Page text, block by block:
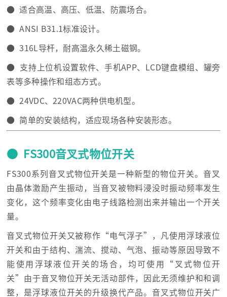
● 适合高温、高压、低温、防震场合。
● ANSI B31.1标准设计。
● 316L导杆，耐高温永久稀土磁钢。
● 支持上位机设置软件、手机APP、LCD键盘模组、罐旁
表等多种操作和组态方式。
● 24VDC、220VAC两种供电机型。
● 简单的安装结构，适应现场各种安装形态。
● FS300音叉式物位开关
FS300系列音叉式物位开关是一种新型的物位开关。音叉
由晶体激励产生振动，当音叉被物料浸没时振动频率发生
变化，这个频率变化由电子线路检测出来并输出一个开关
量。
音叉式物位开关又被称作“电气浮子”，凡使用浮球液位
开关和由于结构、湍流、搅动、气泡、振动等原因导致不
能使用浮球液位开关的场合，均可使用“叉式物位开
关”由于音叉物位开关无活动部件，因此无须维护和和调
整，是浮球液位开关的升级换代产品。音叉式物位开关广